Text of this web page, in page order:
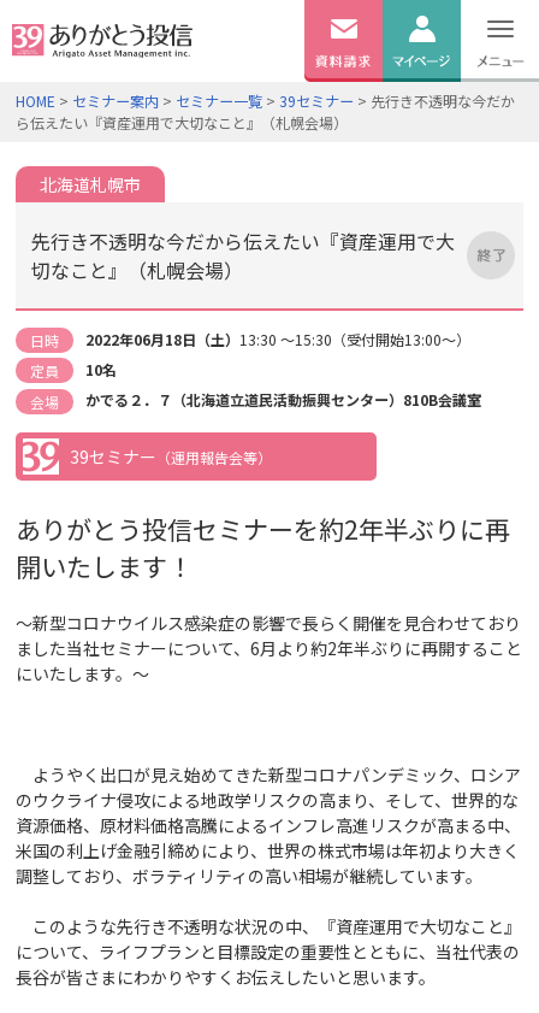
無料
資料
請求
ログイン
HOME > セミナー案内 > セミナー一覧 >39セミナー > 先行き不透明な今だか
ら伝えたい『資産運用で大切なこと』（札幌会場）
北海道札幌市
先行き不透明な今だから伝えたい『資産運用で大
切なこと』（札幌会場）
日時 2022年06月18日（土） 13:30 ～15:30（受付開始13:00～）
定員
10名
会場
かでる２．７（北海道立道民活動振興センター）810B会議室
39セミナー （運用報告会等）
ありがとう投信セミナーを約2年半ぶりに再
開いたします！
～新型コロナウイルス感染症の影響で長らく開催を見合わせており
ました当社セミナーについて、6月より約2年半ぶりに再開すること
にいたします。～
ようやく出口が見え始めてきた新型コロナパンデミック、ロシア
のウクライナ侵攻による地政学リスクの高まり、そして、世界的な
資源価格、原材料価格高騰によるインフレ高進リスクが高まる中、
米国の利上げ金融引締めにより、世界の株式市場は年初より大きく
調整しており、ボラティリティの高い相場が継続しています。
このような先行き不透明な状況の中、『資産運用で大切なこと』
について、ライフプランと目標設定の重要性とともに、当社代表の
長谷が皆さまにわかりやすくお伝えしたいと思います。